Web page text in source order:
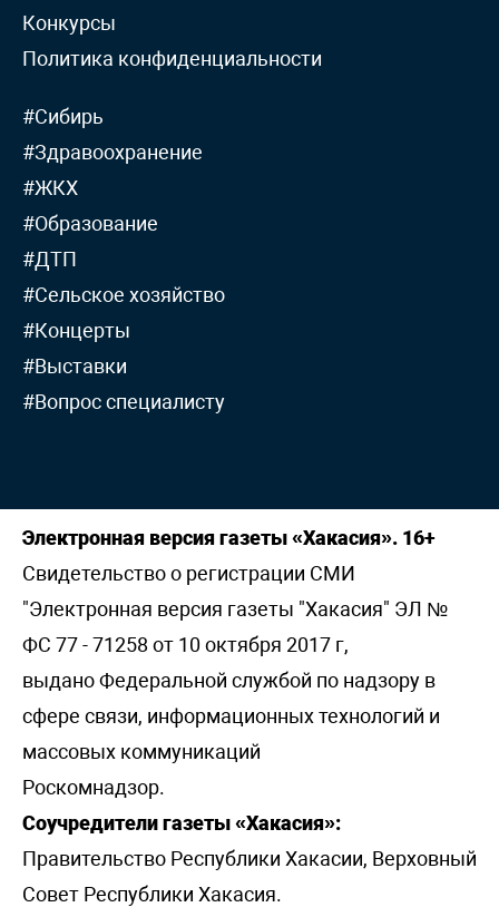
Конкурсы
Политика конфиденциальности
#Сибирь
#Здравоохранение
#ЖКХ
#Образование
#ДТП
#Сельское хозяйство
#Концерты
#Выставки
#Вопрос специалисту
Электронная версия газеты «Хакасия». 16+
Свидетельство о регистрации СМИ
"Электронная версия газеты "Хакасия" ЭЛ №
ФС 77 - 71258 от 10 октября 2017 г,
выдано Федеральной службой по надзору в
сфере связи, информационных технологий и
массовых коммуникаций
Роскомнадзор.
Соучредители газеты «Хакасия»:
Правительство Республики Хакасии, Верховный
Совет Республики Хакасия.